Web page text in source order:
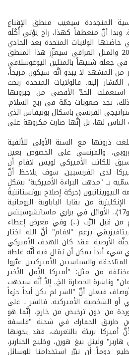
المتجددة سيغيب منطق الإقناع
وبدا أنَّ منعطفاً كهذا، راح يؤتي أُكُلَه
خاضتها الولايات المتحدة بعد الحادي
عشر من أيلول /سبتمبر .2001 والمثل العراقي سيعزِّز هذا المنطق
في جعله شبيهاً بالمثلين اليوغوسلافي
من المشهد لا يبدو أنَّه سيكون مريحاً،
إليه. فالولايات المتحدة ربحت
الحدّ الأقصى من جبروتها
تجد صعوبات جمّة في ربح السلام.
الفرنسي باسكال بونيفاس الذي
الناس لها، بل إنَّها صارت مكروهة على
بلغت ذروتها مع السنة الأولى للألفية
والفرنسي على الخصوص بعين
للكاتب الأميركي لويس لافام أن
لدى الفرنسيين. سوف يلاحظ أنَّ
بــ "مذهب البراءة الأميركية" بشكلٍ
(حركة إصلاح بروتستانتية
من بقايا الباباوية الرومانية
الكاثوليكية في القرنين 16 و17).. الأوائل في براري ماساتشوسيتس
من قبل الرَّب (...) وفي معرض إعطاء
يزعم "لافام" أنَّ الله اختار
الأرضية. فقد كان الهدف الأميركي
شيء أبداً يمكن أن يُقال فيه أنَّه غلطة
والسياسيين الأميركيين عبَّروا
من مثل: "أميركا الأمل الأخير
وناشرة الحضارة الخ.. إلاَّ أنَّه سيذهب
فيعلن أنَّ "الشر لم يكن أبداً جزءاً
أو الشخصية الأميركية. فالشر ـ على
من دون ترخيص من خارج، إنَّما هو
طريق الجمارك في شحنة "فلسفة
أميركا بريئة بالتعريف، فقد يخونها
وليتل بيغ هورن، وخليج الخنازير،
دوماً أن نبرِّر استخدامنا للوسائل